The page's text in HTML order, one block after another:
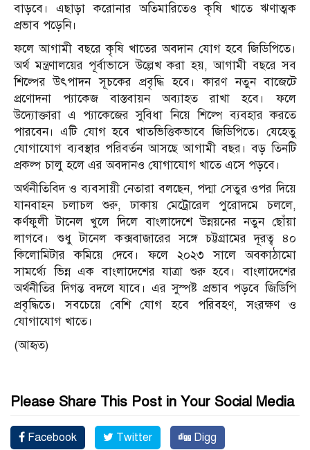
বাড়বে। এছাড়া করোনার অতিমারিতেও কৃষি খাতে ঋণাত্মক
প্রভাব পড়েনি।
ফলে আগামী বছরে কৃষি খাতের অবদান যোগ হবে জিডিপিতে।
অর্থ মন্ত্রণালয়ের পূর্বাভাসে উল্লেখ করা হয়, আগামী বছরে সব
শিল্পের উৎপাদন সূচকের প্রবৃদ্ধি হবে। কারণ নতুন বাজেটে
প্রণোদনা প্যাকেজ বাস্তবায়ন অব্যাহত রাখা হবে। ফলে
উদ্যোক্তারা এ প্যাকেজের সুবিধা নিয়ে শিল্পে ব্যবহার করতে
পারবেন। এটি যোগ হবে খাতভিত্তিকভাবে জিডিপিতে। যেহেতু
যোগাযোগ ব্যবস্থার পরিবর্তন আসছে আগামী বছর। বড় তিনটি
প্রকল্প চালু হলে এর অবদানও যোগাযোগ খাতে এসে পড়বে।
অর্থনীতিবিদ ও ব্যবসায়ী নেতারা বলছেন, পদ্মা সেতুর ওপর দিয়ে
যানবাহন চলাচল শুরু, ঢাকায় মেট্রোরেল পুরোদমে চললে,
কর্ণফুলী টানেল খুলে দিলে বাংলাদেশে উন্নয়নের নতুন ছোঁয়া
লাগবে। শুধু টানেল কক্সবাজারের সঙ্গে চট্টগ্রামের দূরত্ব ৪০
কিলোমিটার কমিয়ে দেবে। ফলে ২০২৩ সালে অবকাঠামো
সামর্থ্যে ভিন্ন এক বাংলাদেশের যাত্রা শুরু হবে। বাংলাদেশের
অর্থনীতির দিগন্ত বদলে যাবে। এর সুস্পষ্ট প্রভাব পড়বে জিডিপি
প্রবৃদ্ধিতে। সবচেয়ে বেশি যোগ হবে পরিবহণ, সংরক্ষণ ও
যোগাযোগ খাতে।
(আহৃত)
Please Share This Post in Your Social Media
Facebook Twitter Digg